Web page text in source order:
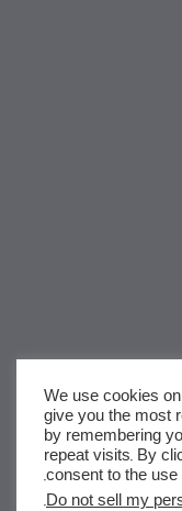
We use cookies
give you the most
by remembering
repeat visits. By
consent to the use
Do not sell my
.